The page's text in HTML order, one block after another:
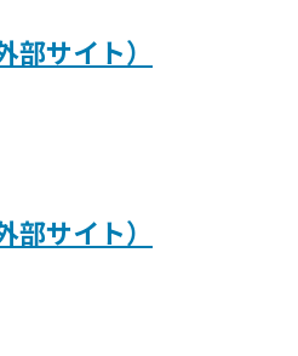
サイト）
サイト）